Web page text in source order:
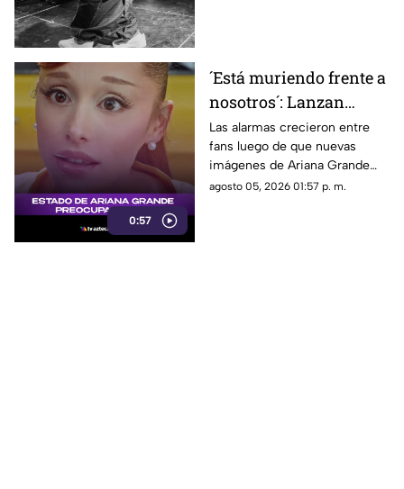
0:57
´Está muriendo frente a
nosotros´: Lanzan
ALERTA por Ariana
Grande tras revelar
estado actual
Las alarmas crecieron entre
fans luego de que nuevas
imágenes de Ariana Grande
desataran preocupación por su
agosto 05, 2026 01:57 p. m.